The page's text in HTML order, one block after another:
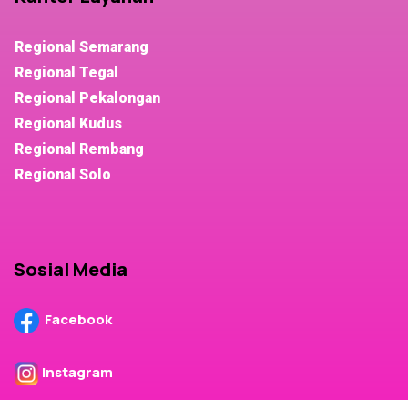
Regional Semarang
Regional Tegal
Regional Pekalongan
Regional Kudus
Regional Rembang
Regional Solo
Sosial Media
Facebook
Instagram